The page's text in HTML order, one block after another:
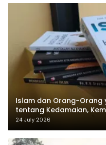
Islam dan Orang-Orang
tentang Kedamaian,
dalam Pemikiran
24 July 2026